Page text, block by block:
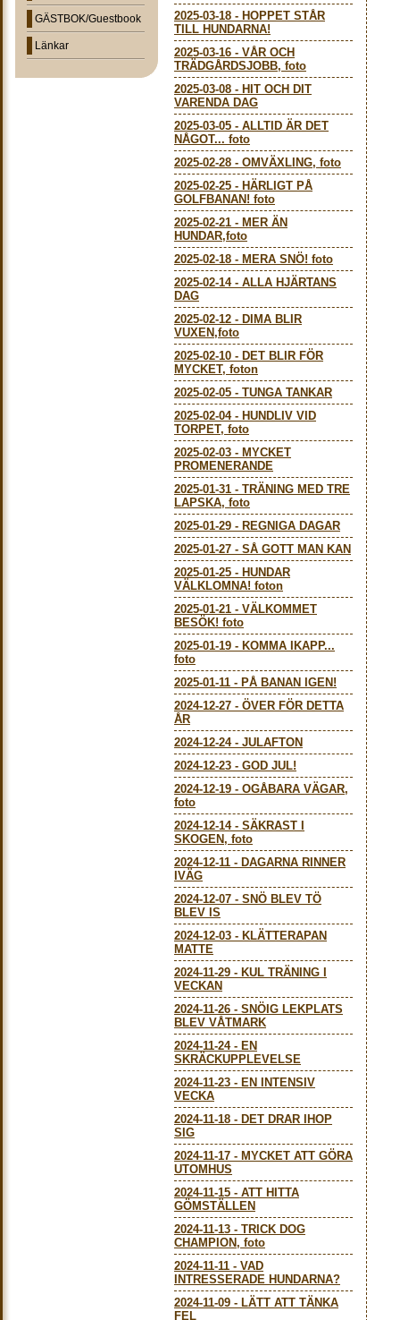
GÄSTBOK/Guestbook
Länkar
2025-03-18 - HOPPET STÅR
TILL HUNDARNA!
2025-03-16 - VÅR OCH
TRÄDGÅRDSJOBB, foto
2025-03-08 - HIT OCH DIT
VARENDA DAG
2025-03-05 - ALLTID ÄR DET
NÅGOT... foto
2025-02-28 - OMVÄXLING, foto
2025-02-25 - HÄRLIGT PÅ
GOLFBANAN! foto
2025-02-21 - MER ÄN
HUNDAR,foto
2025-02-18 - MERA SNÖ! foto
2025-02-14- ALLA HJÄRTANS
DAG
2025-02-12 - DIMA BLIR
VUXEN,foto
2025-02-10 - DET BLIR FÖR
MYCKET, foton
2025-02-05 - TUNGA TANKAR
2025-02-04- HUNDLIV VID
TORPET, foto
2025-02-03 - MYCKET
PROMENERANDE
2025-01-31 - TRÄNING MED TRE
LAPSKA, foto
2025-01-29 - REGNIGA DAGAR
2025-01-27 - SÅ GOTT MAN KAN
2025-01-25 - HUNDAR
VÄLKLOMNA! foton
2025-01-21 - VÄLKOMMET
BESÖK! foto
2025-01-19 - KOMMA IKAPP...
foto
2025-01-11 - PÅ BANAN IGEN!
2024-12-27 - ÖVER FÖR DETTA
ÅR
2024-12-24- JULAFTON
2024-12-23 - GOD JUL!
2024-12-19 - OGÅBARA VÄGAR,
foto
2024-12-14- SÄKRAST I
SKOGEN, foto
2024-12-11 - DAGARNA RINNER
IVÄG
2024-12-07 - SNÖ BLEV TÖ
BLEV IS
2024-12-03 - KLÄTTERAPAN
MATTE
2024-11-29 - KUL TRÄNING I
VECKAN
2024-11-26 - SNÖIG LEKPLATS
BLEV VÅTMARK
2024-11-24- EN
SKRÄCKUPPLEVELSE
2024-11-23 - EN INTENSIV
VECKA
2024-11-18 - DET DRAR IHOP
SIG
2024-11-17 - MYCKET ATT GÖRA
UTOMHUS
2024-11-15 - ATT HITTA
GÖMSTÄLLEN
2024-11-13 - TRICK DOG
CHAMPION, foto
2024-11-11 - VAD
INTRESSERADE HUNDARNA?
2024-11-09 - LÄTT ATT TÄNKA
FEL